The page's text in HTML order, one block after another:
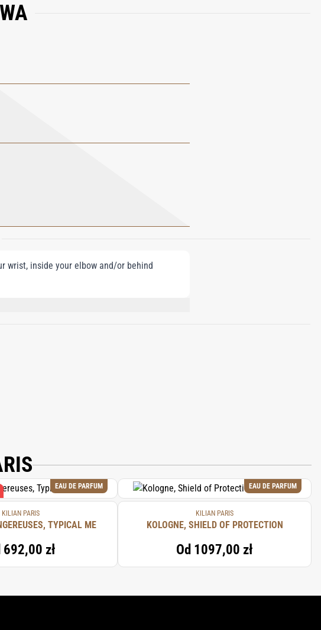
wrist, inside your elbow and/or behind
BENZYL BENZOATE, EVERNIA PRUNASTRI
SALICYLATE, EUGENOL.
EAU DE PARFUM
KILIAN PARIS
TYPICAL ME
692,00 zł
EAU DE PARFUM
KILIAN PARIS
KOLOGNE, SHIELD OF PROTECTION
Od 1097,00 zł